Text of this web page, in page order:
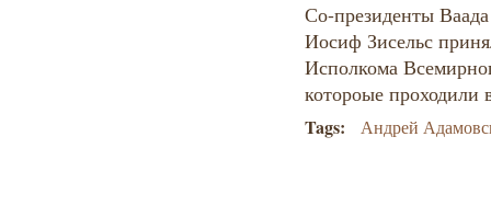
Со-президенты
Иосиф Зисельс
Исполкома
котороые
Tags: Андрей